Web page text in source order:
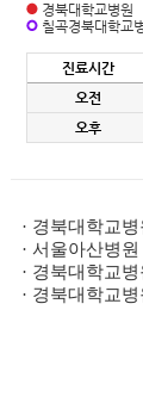
경북대학교병원
칠곡경북대학교
진료시간
오전
오후
· 경북대학교병
· 서울아산병원
· 경북대학교병
· 경북대학교